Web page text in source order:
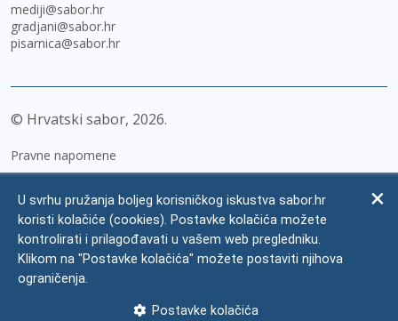
mediji@sabor.hr
gradjani@sabor.hr
pisarnica@sabor.hr
© Hrvatski sabor, 2026
Pravne napomene
Zaštita osobnih podataka
Impressum
Česta pitanja
U svrhu pružanja boljeg korisničkog iskustva sabor.hr
koristi kolačiće (cookies). Postavke kolačića možete
kontrolirati i prilagođavati u vašem web pregledniku.
Klikom na "Postavke kolačića" možete postaviti njihova
ograničenja.
Postavke kolačića